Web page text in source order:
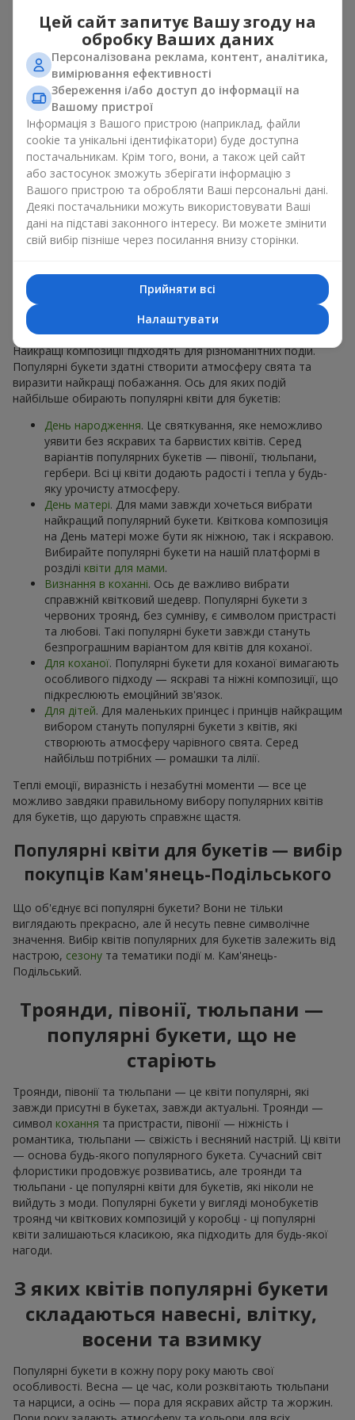
універсальний букет. Це популярні букети, які пасують
для будь-якого віку і статі, а їх склад можна
адаптувати під будь-який захід.
Масові квіткові уподобання. Півонії, тюльпани,
ромашки — популярні букети, що залишаються
привабливими для покупців. Вони не тільки мають
чудовий вигляд. Такі популярні букети відображають
атмосферу свіжості та природної краси.
Популярні квіти для букетів часто змінюються залежно від
пори року, але ці класичні популярні букети завжди
залишаються в списку тих що мають найбільший попит.
Якщо ви хочете бути впевненими у своєму виборі,
звертайтесь до цих перевірених часом популярних квітів.
Для яких подій в м. Кам'янець-
Подільський обирають
популярні букети
Що важливо пам’ятати, обираючи популярні букети?
Найкращі композиції підходять для різноманітних подій.
Популярні букети здатні створити атмосферу свята та
виразити найкращі побажання. Ось для яких подій
найбільше обирають популярні квіти для букетів:
День народження. Це святкування, яке неможливо
уявити без яскравих та барвистих квітів. Серед
варіантів популярних букетів — півонії, тюльпани,
гербери. Всі ці квіти додають радості і тепла у будь-
яку урочисту атмосферу.
День матері. Для мами завжди хочеться вибрати
найкращий популярний букети. Квіткова композиція
на День матері може бути як ніжною, так і яскравою.
Вибирайте популярні букети на нашій платформі в
розділі квіти для мами.
Визнання в коханні. Ось де важливо вибрати
справжній квітковий шедевр. Популярні букети з
червоних троянд, без сумніву, є символом пристрасті
та любові. Такі популярні букети завжди стануть
безпрограшним варіантом для квітів для коханої.
Для коханої. Популярні букети для коханої вимагають
особливого підходу — яскраві та ніжні композиції, що
підкреслюють емоційний зв'язок.
Для дітей. Для маленьких принцес і принців найкращим
вибором стануть популярні букети з квітів, які
створюють атмосферу чарівного свята. Серед
найбільш потрібних — ромашки та лілії.
Теплі емоції, виразність і незабутні моменти — все це
можливо завдяки правильному вибору популярних квітів
для букетів, що дарують справжнє щастя.
Популярні квіти для букетів — вибір
покупців Кам'янець-Подільського
Що об'єднує всі популярні букети? Вони не тільки
виглядають прекрасно, але й несуть певне символічне
значення. Вибір квітів популярних для букетів залежить від
настрою, сезону та тематики події м. Кам'янець-
Подільський.
Троянди, півонії, тюльпани —
популярні букети, що не
старіють
Троянди, півонії та тюльпани — це квіти популярні, які
завжди присутні в букетах, завжди актуальні. Троянди —
символ кохання та пристрасти, півонії — ніжність і
романтика, тюльпани — свіжість і весняний настрій. Ці квіти
— основа будь-якого популярного букета. Сучасний світ
флористики продовжує розвиватись, але троянди та
тюльпани - це популярні квіти для букетів, які ніколи не
вийдуть з моди. Популярні букети у вигляді монобукетів
троянд чи квіткових композицій у коробці - ці популярні
квіти залишаються класикою, яка підходить для будь-якої
нагоди.
З яких квітів популярні букети
складаються навесні, влітку,
восени та взимку
Популярні букети в кожну пору року мають свої
особливості. Весна — це час, коли розквітають тюльпани
та нарциси, а осінь — пора для яскравих айстр та жоржин.
Цей сайт запитує Вашу згоду на
обробку Ваших даних
Персоналізована реклама, контент, аналітика,
вимірювання ефективності
Збереження і/або доступ до інформації на
Вашому пристрої
Інформація з Вашого пристрою (наприклад, файли
cookie та унікальні ідентифікатори) буде доступна
постачальникам. Крім того, вони, а також цей сайт
або застосунок зможуть зберігати інформацію з
Вашого пристрою та обробляти Ваші персональні дані.
Деякі постачальники можуть використовувати Ваші
дані на підставі законного інтересу. Ви можете змінити
свій вибір пізніше через посилання внизу сторінки.
Прийняти всі
Налаштувати